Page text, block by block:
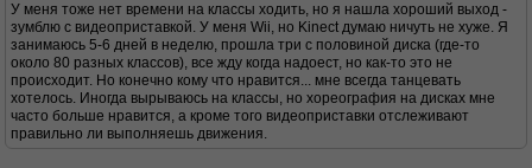
У меня тоже нет времени на классы ходить, но я нашла хороший выход -
зумблю с видеоприставкой. У меня Wii, но Kinect думаю ничуть не хуже. Я
занимаюсь 5-6 дней в неделю, прошла три с половиной диска (где-то
около 80 разных классов), все жду когда надоест, но как-то это не
происходит. Но конечно кому что нравится... мне всегда танцевать
хотелось. Иногда вырываюсь на классы, но хореография на дисках мне
часто больше нравится, а кроме того видеоприставки отслеживают
правильно ли выполняешь движения.